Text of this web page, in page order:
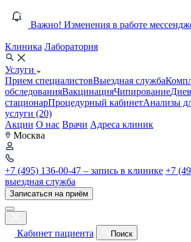
Важно! Изменения в работе
Клиника Лаборатория
Услуги
Прием специалистовВыездная служба
обследованияВакцинацияЧипирование
стационарПроцедурный кабинетАнализы
услуги (20)
Акции О нас Врачи Адреса клиник
Москва
+7 (495) 136-00-47 – запись в клинике +7
выездная служба
Записаться на приём
Кабинет пациента Поиск